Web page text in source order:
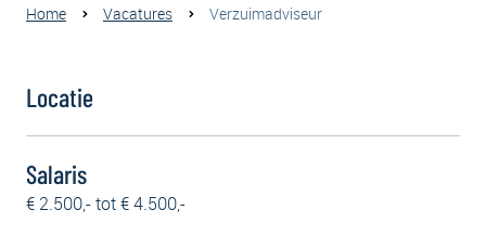
Home Vacatures Verzuimadviseur
Locatie
Salaris
€ 2.500,- tot € 4.500,-